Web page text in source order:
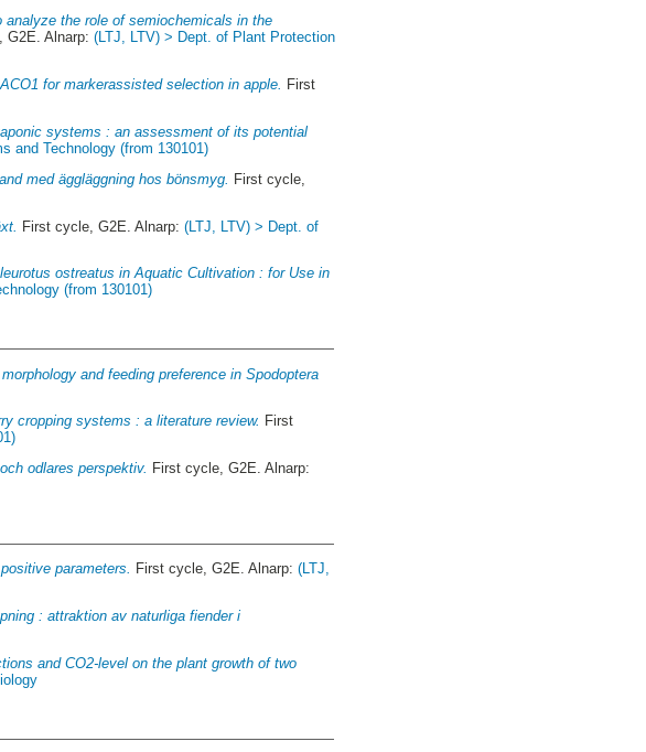
the role of semiochemicals in the
G2E. Alnarp:(LTJ, LTV) > Dept. of Plant Protection
for markerassisted selection in apple. First
systems : an assessment of its potential
and Technology (from 130101)
med äggläggning hos bönsmyg.
First cycle,
First cycle, G2E. Alnarp:(LTJ, LTV) > Dept. of
ostreatus in Aquatic Cultivation : for Use in
(from 130101)
and feeding preference in Spodoptera
cropping systems : a literature review. First
odlares perspektiv. First cycle, G2E. Alnarp:
parameters. First cycle, G2E. Alnarp:(LTJ,
: attraktion av naturliga fiender i
and CO2-level on the plant growth of two